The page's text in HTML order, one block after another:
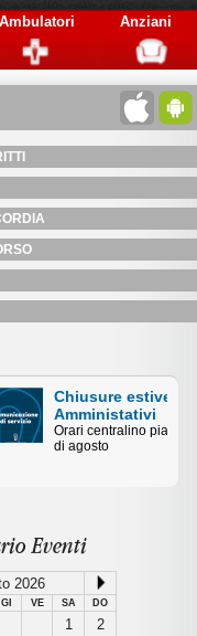
Ambulatori Anziani
Uffici
piazza Duomo mese
Eventi
2026
GI VE SA DO
1
2